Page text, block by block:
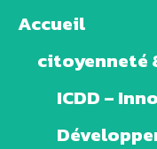
Accueil
citoyenneté
ICDD –